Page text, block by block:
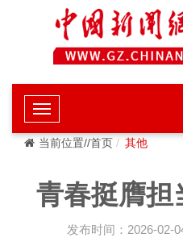
当前位置//首页 其他
青春挺膺担
发布时间：2026-02-